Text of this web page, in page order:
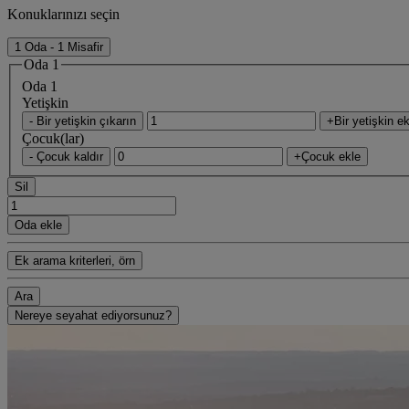
Konuklarınızı seçin
1 Oda - 1 Misafir
Oda 1
Oda 1
Yetişkin
- Bir yetişkin çıkarın +Bir yetişkin
Çocuk(lar)
- Çocuk kaldır +Çocuk ekle
Sil
Oda ekle
Ek arama kriterleri, örn
Ara
Nereye seyahat ediyorsunuz?